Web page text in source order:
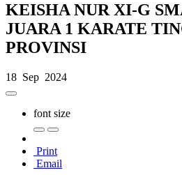
KEISHA NUR XI-G
JUARA 1 KARATE
PROVINSI
18 Sep 2024
font size
Print
Email